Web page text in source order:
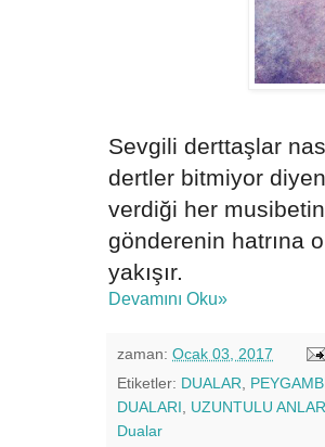
Sevgili derttaşlar
dertler bitmiyor
verdiği her
gönderenin hatrına
yakışır.
Devamını Oku»
zaman: Ocak 03, 2017
Etiketler: DUALAR
DUALARI
UZUNTULU
Dualar